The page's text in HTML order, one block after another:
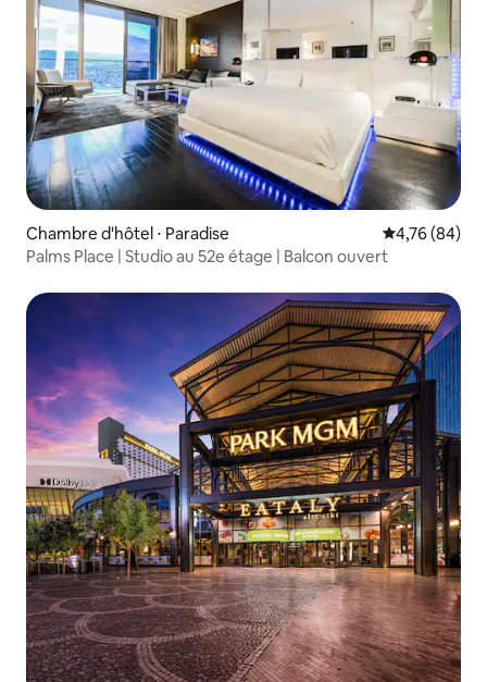
Chambre d'hôtel ⋅ Paradise Évaluation
4,76 (84)
Palms Place | Studio au 52e étage | Balcon ouvert